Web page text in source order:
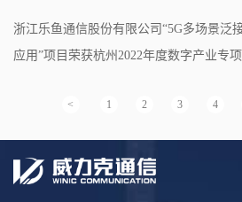
浙江乐鱼通信股份有限公司“5G多场景泛
应用”项目荣获杭州2022年度数字产业专项
< 1 2 3 4